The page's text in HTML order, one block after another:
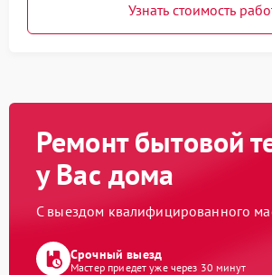
Узнать стоимость
Ремонт бытовой
у Вас дома
С выездом квалифицированного
Срочный выезд
Мастер приедет уже через 30 минут